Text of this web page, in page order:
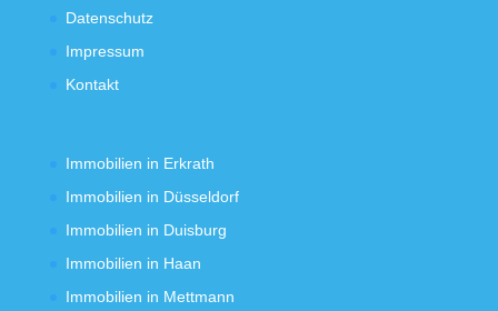
Datenschutz
Impressum
Kontakt
Immobilien in Erkrath
Immobilien in Düsseldorf
Immobilien in Duisburg
Immobilien in Haan
Immobilien in Mettmann